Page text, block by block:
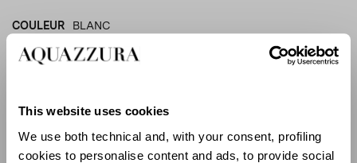
This website uses cookies
We use both technical and, with your consent, profiling
cookies to personalise content and ads, to provide social
COULEUR BLANC
product_color_select_label
BLANC AQUA
GUIDE DES TAILLES